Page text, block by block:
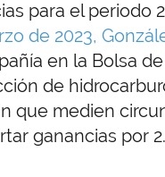
para el periodo
de 2023,
en la Bolsa
de
que medien
ganancias por